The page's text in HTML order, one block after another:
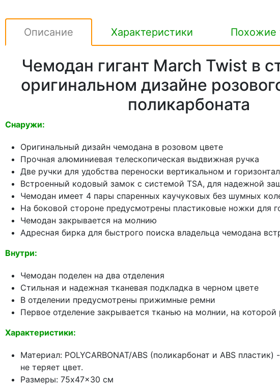
Описание Характеристики Похожие
Чемодан гигант March Twist в
оригинальном дизайне
поликарбоната
Снаружи:
Оригинальный дизайн чемодана в розовом цвете
Прочная алюминиевая телескопическая выдвижная ручка
Две ручки для удобства переноски вертикальном и
Встроенный кодовый замок с системой TSA, для надежной
Чемодан имеет 4 пары спаренных каучуковых без шумных
На боковой стороне предусмотрены пластиковые ножки для
Чемодан закрывается на молнию
Адресная бирка для быстрого поиска владельца чемодана
Внутри:
Чемодан поделен на два отделения
Стильная и надежная тканевая подкладка в черном цвете
В отделении предусмотрены прижимные ремни
Первое отделение закрывается тканью на молнии, на
Характеристики:
Материал: POLYCARBONAT/ABS (поликарбонат и ABS
не теряет цвет.
Размеры: 75x47x30 см